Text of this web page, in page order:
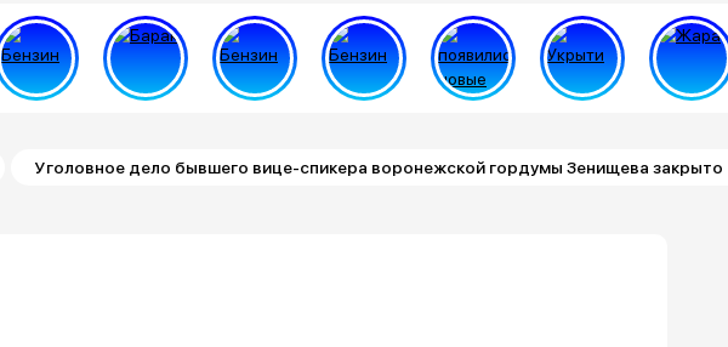
Уголовное дело бывшего вице-спикера воронежской гордумы Зенищева закрыто